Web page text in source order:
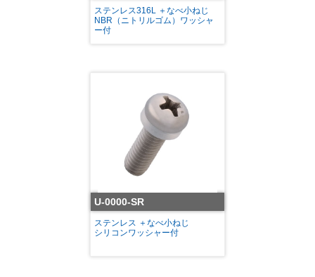
ステンレス316L ＋なべ小ねじ
NBR（ニトリルゴム）ワッシャ
ー付
U-0000-SR
ステンレス ＋なべ小ねじ
シリコンワッシャー付